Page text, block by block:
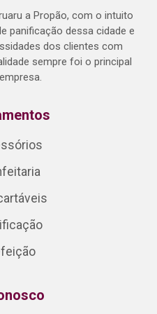
a Propão, com o intuito
panificação dessa cidade e
dos clientes com
sempre foi o principal